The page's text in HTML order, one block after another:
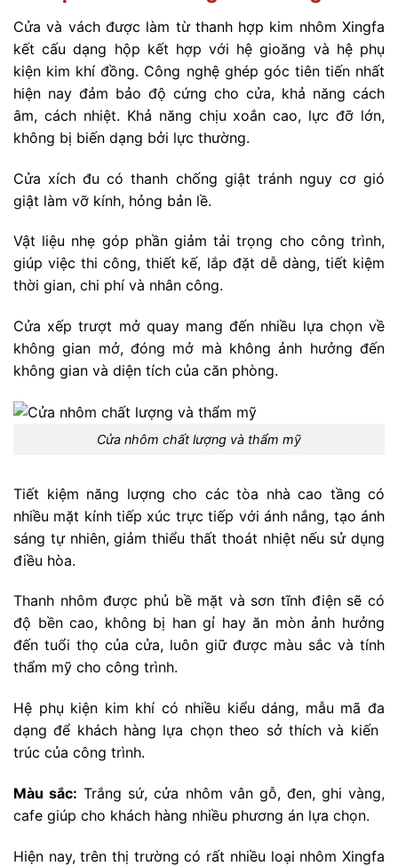
Cửa và vách được làm từ thanh hợp kim nhôm Xingfa
kết cấu dạng hộp kết hợp với hệ gioăng và hệ phụ
kiện kim khí đồng. Công nghệ ghép góc tiên tiến nhất
hiện nay đảm bảo độ cứng cho cửa, khả năng cách
âm, cách nhiệt. Khả năng chịu xoắn cao, lực đỡ lớn,
không bị biến dạng bởi lực thường.
Cửa xích đu có thanh chống giật tránh nguy cơ gió
giật làm vỡ kính, hỏng bản lề.
Vật liệu nhẹ góp phần giảm tải trọng cho công trình,
giúp việc thi công, thiết kế, lắp đặt dễ dàng, tiết kiệm
thời gian, chi phí và nhân công.
Cửa xếp trượt mở quay mang đến nhiều lựa chọn về
không gian mở, đóng mở mà không ảnh hưởng đến
không gian và diện tích của căn phòng.
Cửa nhôm chất lượng và thẩm mỹ
Tiết kiệm năng lượng cho các tòa nhà cao tầng có
nhiều mặt kính tiếp xúc trực tiếp với ánh nắng, tạo ánh
sáng tự nhiên, giảm thiểu thất thoát nhiệt nếu sử dụng
điều hòa.
Thanh nhôm được phủ bề mặt và sơn tĩnh điện sẽ có
độ bền cao, không bị han gỉ hay ăn mòn ảnh hưởng
đến tuổi thọ của cửa, luôn giữ được màu sắc và tính
thẩm mỹ cho công trình.
Hệ phụ kiện kim khí có nhiều kiểu dáng, mẫu mã đa
dạng để khách hàng lựa chọn theo sở thích và kiến ​​
trúc của công trình.
Màu sắc: Trắng sứ, cửa nhôm vân gỗ, đen, ghi vàng,
cafe giúp cho khách hàng nhiều phương án lựa chọn.
Hiện nay, trên thị trường có rất nhiều loại nhôm Xingfa